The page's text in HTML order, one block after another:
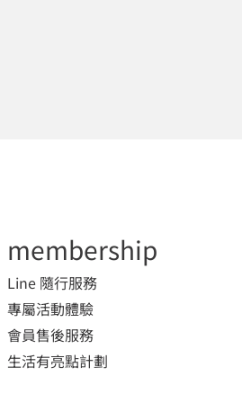
membership
Line 隨行服務
專屬活動體驗
會員售後服務
生活有亮點計劃